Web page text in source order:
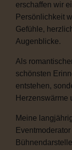
erschaffen wir
Persönlichkeit
Gefühle,
Augenblicke.
Als
schönsten
entstehen,
Herzenswärme
Meine